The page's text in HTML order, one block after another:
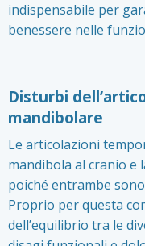
indispensabile per
benessere nelle
Disturbi
mandibolare
Le articolazioni
mandibola al cranio e
poiché entrambe
Proprio per questa
dell’equilibrio tra le